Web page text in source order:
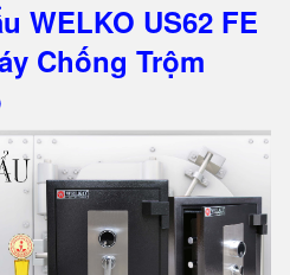
WELKO US62 FE
Chống Trộm